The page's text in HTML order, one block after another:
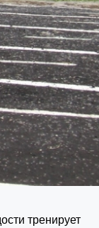
тренирует